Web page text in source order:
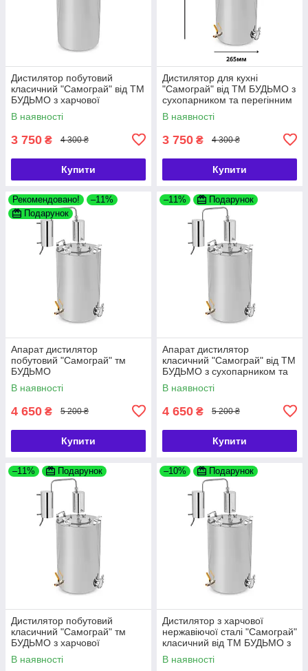
Дистилятор побутовий
класичний "Самограй" від ТМ
БУДЬМО з харчової
нержавіючої сталі із
сухопарником
В наявності
3 750 ₴ 4 300 ₴
Купити
Дистилятор для кухні
"Самограй" від ТМ БУДЬМО з
сухопарником та перегінним
кубом нержавіюча сталь
В наявності
3 750 ₴ 4 300 ₴
Купити
Рекомендовано!
–11%
Подарунок
Апарат дистилятор
побутовий "Самограй" тм
БУДЬМО
В наявності
4 650 ₴ 5 200 ₴
Купити
–11% Подарунок
Апарат дистилятор
класичний "Самограй" від ТМ
БУДЬМО з сухопарником та
перегінним кубом на 22 літри
В наявності
4 650 ₴ 5 200 ₴
Купити
–11% Подарунок
Дистилятор побутовий
класичний "Самограй" тм
БУДЬМО з харчової
нержавіючої сталі з
сухопарником
В наявності
–10% Подарунок
Дистилятор з харчової
нержавіючої сталі "Самограй"
класичний від ТМ БУДЬМО з
сухопарником і перегінним
кубом
В наявності